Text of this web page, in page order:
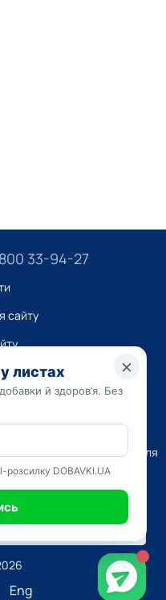
33-94-27
сайту
носить виключно
нашу інформацію для
ваш Лікуючий лікар може
ДЛЯ ВАШОГО
Eng